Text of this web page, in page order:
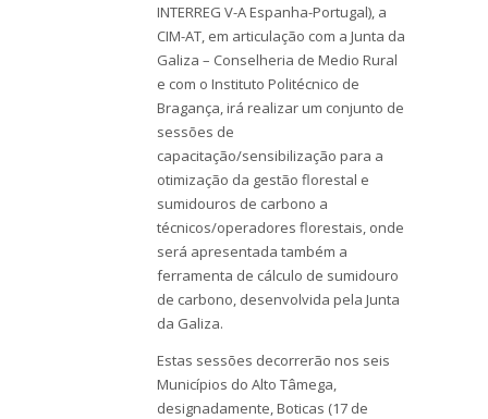
INTERREG V-A Espanha-Portugal), a
CIM-AT, em articulação com a Junta da
Galiza – Conselheria de Medio Rural
e com o Instituto Politécnico de
Bragança, irá realizar um conjunto de
sessões de
capacitação/sensibilização para a
otimização da gestão florestal e
sumidouros de carbono a
técnicos/operadores florestais, onde
será apresentada também a
ferramenta de cálculo de sumidouro
de carbono, desenvolvida pela Junta
da Galiza.
Estas sessões decorrerão nos seis
Municípios do Alto Tâmega,
designadamente, Boticas (17 de